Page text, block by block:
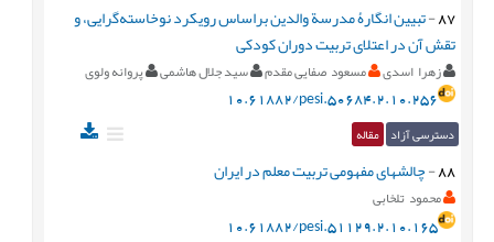
87
-تبیین انگارۀ مدرسة والدین براساس رویکرد نوخاسته‌گرایی، و
تقش آن در اعتلای تربیت دوران کودکی
زهرا اسدی مسعود صفایی مقدم سید جلال هاشمی پروانه ولوی
10.61882/pesi.50684.2.10.256
دسترسی آزاد مقاله
88
-چالشهای مفهومی تربیت معلم در ایران
محمود تلخابی
10.61882/pesi.51129.2.10.165